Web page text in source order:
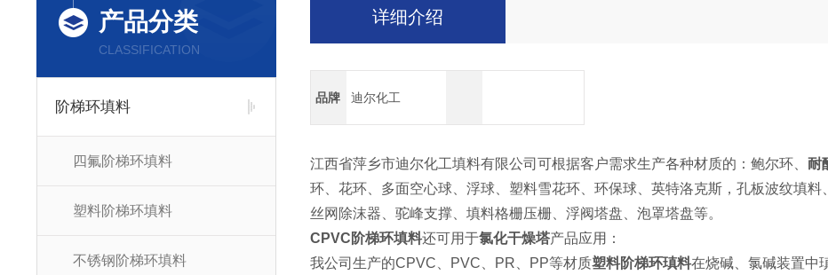
产品分类
CLASSIFICATION
阶梯环填料
四氟阶梯环填料
塑料阶梯环填料
不锈钢阶梯环填料
详细介绍
品牌 迪尔化工
江西省萍乡市迪尔化工填料有限公司可根据客户需求生产各种材质的：鲍尔环、耐
环、花环、多面空心球、浮球、塑料雪花环、环保球、英特洛克斯，孔板波纹填料
丝网除沫器、驼峰支撑、填料格栅压栅、浮阀塔盘、泡罩塔盘等。
CPVC阶梯环填料还可用于氯化干燥塔产品应用：
我公司生产的CPVC、PVC、PR、PP等材质塑料阶梯环瑱料在烧碱、氯碱装置中